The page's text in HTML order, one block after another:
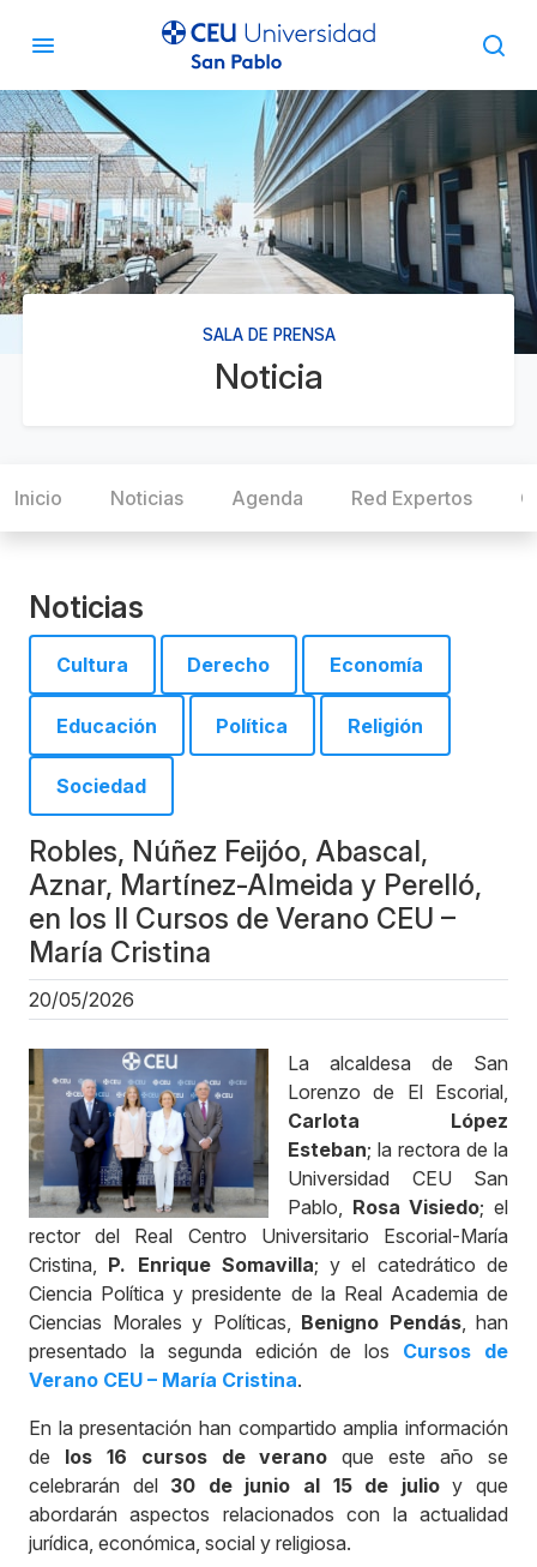
SALA DE PRENSA
Noticia
Inicio Noticias Agenda Red Expertos
Noticias
Cultura Derecho Economía
Educación Política Religión
Sociedad
Robles, Núñez Feijóo, Abascal,
Aznar, Martínez-Almeida y Perelló,
en los II Cursos de Verano CEU –
María Cristina
20/05/2026
La alcaldesa de San
Lorenzo de El Escorial,
Carlota López
Esteban; la rectora de la
Universidad CEU San
Pablo, Rosa Visiedo; el
rector del Real Centro Universitario Escorial-María
Cristina, P. Enrique Somavilla; y el catedrático de
Ciencia Política y presidente de la Real Academia de
Ciencias Morales y Políticas, Benigno Pendás, han
presentado la segunda edición de los Cursos de
Verano CEU – María Cristina.
En la presentación han compartido amplia información
de los 16 cursos de verano que este año se
celebrarán del 30 de junio al 15 de julioy que
abordarán aspectos relacionados con la actualidad
jurídica, económica, social y religiosa.